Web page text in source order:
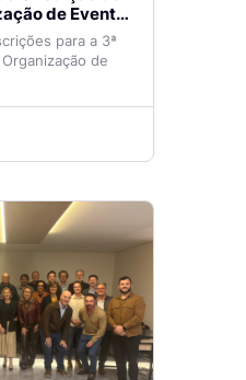
de Eventos
para a 3ª
de